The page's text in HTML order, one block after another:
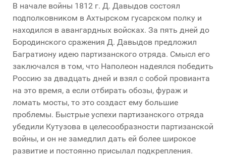
В начале войны 1812 г. Д. Давыдов состоял
подполковником в Ахтырском гусарском полку и
находился в авангардных войсках. За пять дней до
Бородинского сражения Д. Давыдов предложил
Багратиону идею партизанского отряда. Смысл его
заключался в том, что Наполеон надеялся победить
Россию за двадцать дней и взял с собой провианта
на это время, а если отбирать обозы, фураж и
ломать мосты, то это создаст ему большие
проблемы. Быстрые успехи партизанского отряда
убедили Кутузова в целесообразности партизанской
войны, и он не замедлил дать ей более широкое
развитие и постоянно присылал подкрепления.